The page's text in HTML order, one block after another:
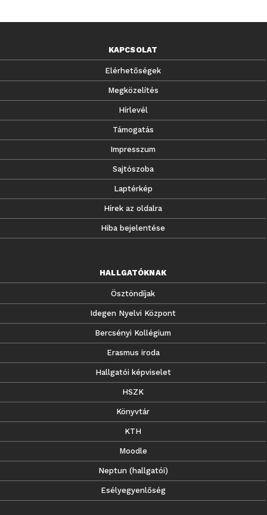
KAPCSOLAT
Elérhetőségek
Megközelítés
Hírlevél
Támogatás
Impresszum
Sajtószoba
Laptérkép
Hírek az oldalra
Hiba bejelentése
HALLGATÓKNAK
Ösztöndíjak
Idegen Nyelvi Központ
Bercsényi Kollégium
Erasmus iroda
Hallgatói képviselet
HSZK
Könyvtár
KTH
Moodle
Neptun (hallgatói)
Esélyegyenlőség